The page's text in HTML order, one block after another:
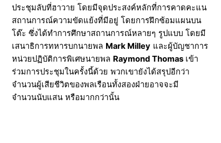
ประชุมลับที่ฮาวาย โดยมีจุดประสงค์หลักที่การคาดคะแน
สถานการณ์ความขัดแย้งที่มีอยู่ โดยการฝึกซ้อมแผนบน
โต๊ะ ซึ่งได้ทำการศึกษาสถานการณ์หลายๆ รูปแบบ โดยมี
เสนาธิการทหารบกนายพล Mark Milley และผู้บัญชาการ
หน่วยปฏิบัติการพิเศษนายพล Raymond Thomas เข้า
ร่วมการประชุมในครั้งนี้ด้วย พวกเขายังได้สรุปอีกว่า
จำนวนผู้เสียชีวิตของพลเรือนทั้งสองฝ่ายอาจจะมี
จำนวนนับแสน หรือมากกว่านั้น